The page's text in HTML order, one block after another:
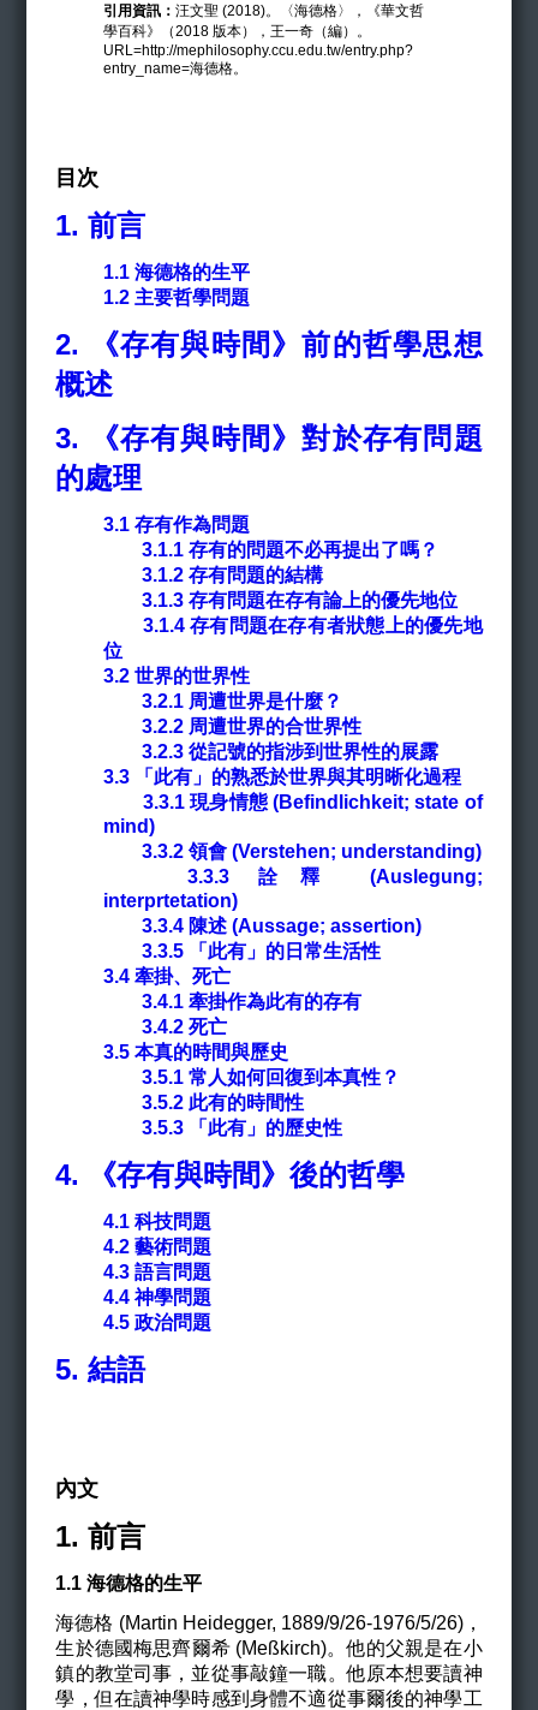
引用資訊：汪文聖 (2018)。〈海德格〉，《華文哲
學百科》（2018 版本），王一奇（編）。
URL=http://mephilosophy.ccu.edu.tw/entry.php?
entry_name=海德格。
目次
1.前言
1.1海德格的生平
1.2 主要哲學問題
2.
《存有與時間》前的哲學思想
概述
3.
《存有與時間》對於存有問題
的處理
3.1 存有作為問題
3.1.1 存有的問題不必再提出了嗎？
3.1.2 存有問題的結構
3.1.3 存有問題在存有論上的優先地位
3.1.4 存有問題在存有者狀態上的優先地
位
3.2 世界的世界性
3.2.1 周遭世界是什麼？
3.2.2 周遭世界的合世界性
3.2.3 從記號的指涉到世界性的展露
3.3 「此有」的熟悉於世界與其明晰化過程
3.3.1 現身情態 (Befindlichkeit; state of
mind)
3.3.2 領會 (Verstehen; understanding)
3.3.3 詮釋 (Auslegung;
interprtetation)
3.3.4 陳述 (Aussage; assertion)
3.3.5 「此有」的日常生活性
3.4 牽掛、死亡
3.4.1 牽掛作為此有的存有
3.4.2 死亡
3.5 本真的時間與歷史
3.5.1 常人如何回復到本真性？
3.5.2 此有的時間性
3.5.3 「此有」的歷史性
4. 《存有與時間》後的哲學
4.1科技問題
4.2 藝術問題
4.3 語言問題
4.4 神學問題
4.5 政治問題
5.結語
內文
1. 前言
1.1海德格的生平
海德格 (Martin Heidegger, 1889/9/26-1976/5/26)，
生於德國梅思齊爾希 (Meßkirch)。他的父親是在小
鎮的教堂司事 ， 並從事敲鐘一職。他原本想要讀神
學，但在讀神學時感到身體不適從事爾後的神學工